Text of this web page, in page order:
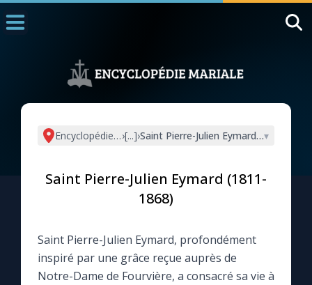
L'actualité de la semaine
La newsletter
Encyclopédie mariale
›[...]›Saint Pierre-Julien Eymard (1811-
▾
Saint Pierre-Julien Eymard (1811-
1868)
Saint Pierre-Julien Eymard, profondément
inspiré par une grâce reçue auprès de
Notre-Dame de Fourvière, a consacré sa vie à